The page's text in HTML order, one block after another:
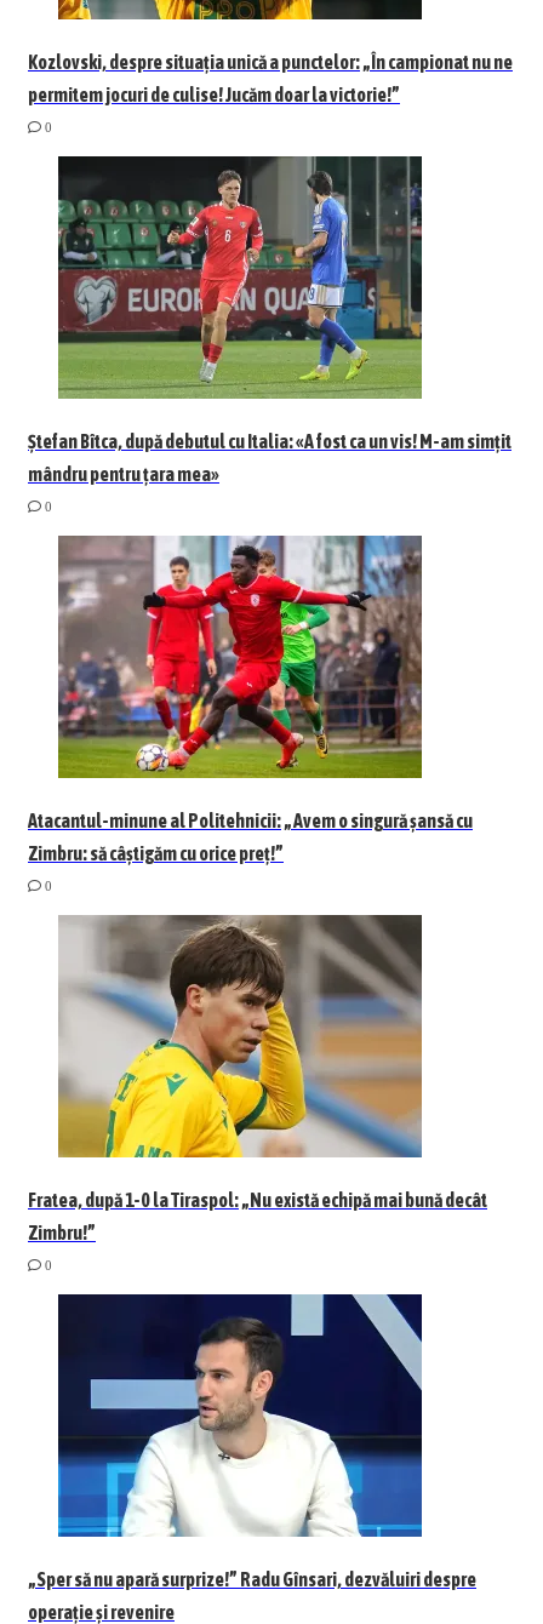
Kozlovski, despre situația unică a punctelor: „În campionat nu ne
permitem jocuri de culise! Jucăm doar la victorie!”
0
Ștefan Bîtca, după debutul cu Italia: «A fost ca un vis! M-am simțit
mândru pentru țara mea»
0
Atacantul-minune al Politehnicii: „Avem o singură șansă cu
Zimbru: să câștigăm cu orice preț!”
0
Fratea, după 1-0 la Tiraspol: „Nu există echipă mai bună decât
Zimbru!”
0
„Sper să nu apară surprize!” Radu Gînsari, dezvăluiri despre
operație și revenire